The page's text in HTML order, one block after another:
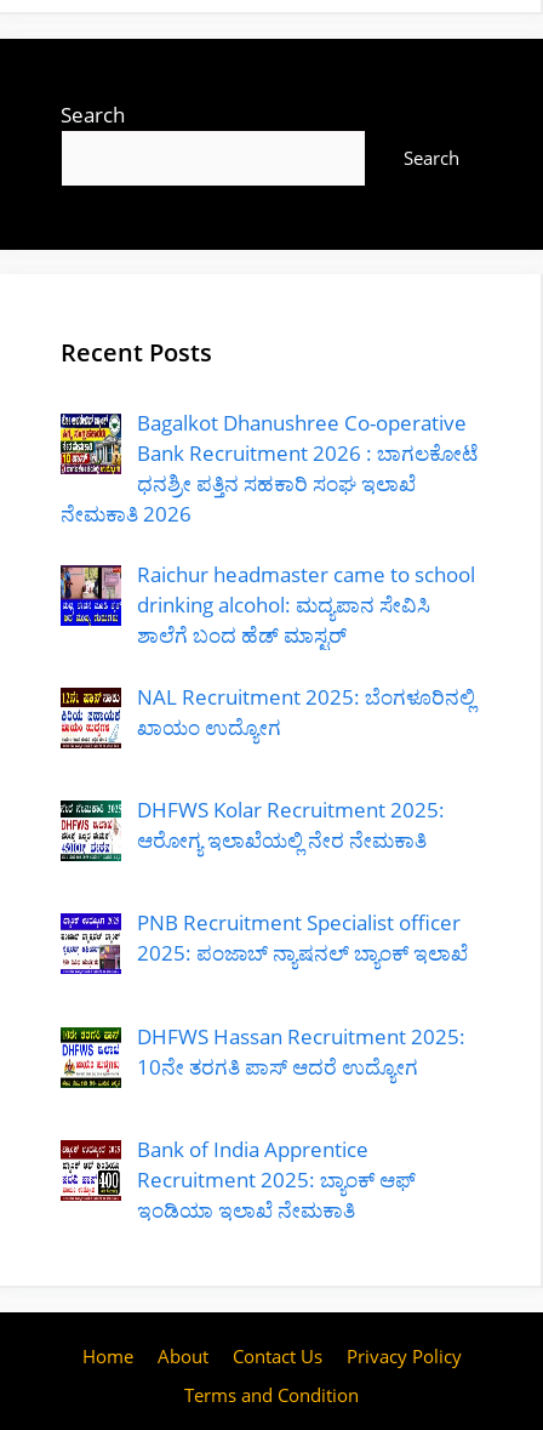
Search
Search
Recent Posts
Bagalkot Dhanushree Co-operative
Bank Recruitment 2026 : ಬಾಗಲಕೋಟೆ
ಧನಶ್ರೀ ಪತ್ತಿನ ಸಹಕಾರಿ ಸಂಘ ಇಲಾಖೆ
ನೇಮಕಾತಿ 2026
Raichur headmaster came to school
drinking alcohol: ಮದ್ಯಪಾನ ಸೇವಿಸಿ
ಶಾಲೆಗೆ ಬಂದ ಹೆಡ್ ಮಾಸ್ಟರ್
NAL Recruitment 2025: ಬೆಂಗಳೂರಿನಲ್ಲಿ
ಖಾಯಂ ಉದ್ಯೋಗ
DHFWS Kolar Recruitment 2025:
ಆರೋಗ್ಯ ಇಲಾಖೆಯಲ್ಲಿ ನೇರ ನೇಮಕಾತಿ
PNB Recruitment Specialist officer
2025: ಪಂಜಾಬ್ ನ್ಯಾಷನಲ್ ಬ್ಯಾಂಕ್ ಇಲಾಖೆ
DHFWS Hassan Recruitment 2025:
10ನೇ ತರಗತಿ ಪಾಸ್ ಆದರೆ ಉದ್ಯೋಗ
Bank of India Apprentice
Recruitment 2025: ಬ್ಯಾಂಕ್ ಆಫ್
ಇಂಡಿಯಾ ಇಲಾಖೆ ನೇಮಕಾತಿ
Home About Contact Us
Privacy Policy
Terms and Condition